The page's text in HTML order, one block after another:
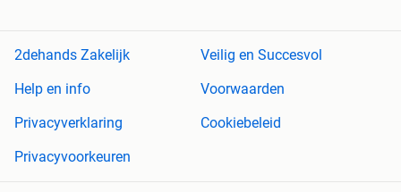
2dehands Zakelijk
Veilig en Succesvol
Help en info
Voorwaarden
Privacyverklaring
Cookiebeleid
Privacyvoorkeuren